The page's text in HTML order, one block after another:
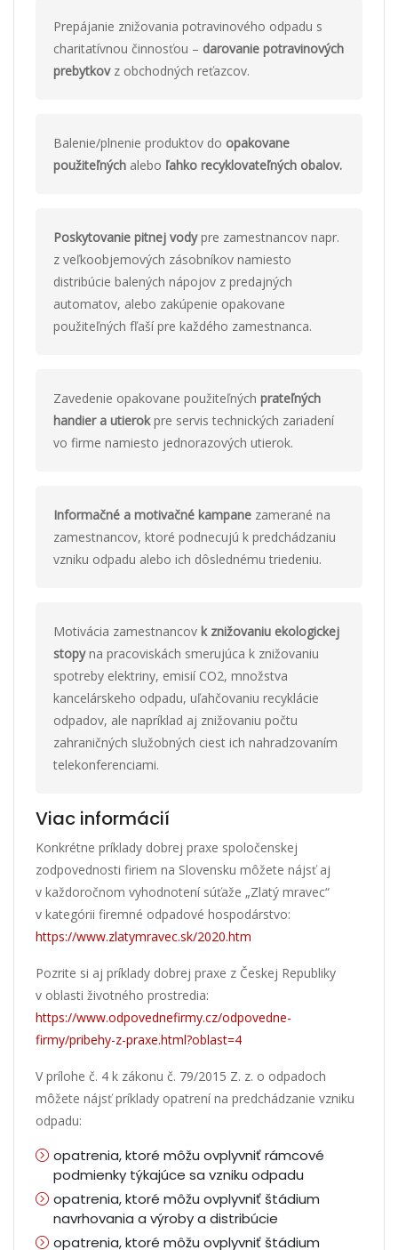
Prepájanie znižovania potravinového odpadu s
charitatívnou činnosťou – darovanie potravinových
prebytkovz obchodných reťazcov.
Balenie/plnenie produktov do opakovane
použiteľných alebo ľahko recyklovateľných obalov.
Poskytovanie pitnej vodypre zamestnancov napr.
z veľkoobjemových zásobníkov namiesto
distribúcie balených nápojov z predajných
automatov, alebo zakúpenie opakovane
použiteľných fľaší pre každého zamestnanca.
Zavedenie opakovane použiteľných prateľných
handier a utierokpre servis technických zariadení
vo firme namiesto jednorazových utierok.
Informačné a motivačné kampane zamerané na
zamestnancov, ktoré podnecujú k predchádzaniu
vzniku odpadu alebo ich dôslednému triedeniu.
Motivácia zamestnancov k znižovaniu ekologickej
stopyna pracoviskách smerujúca k znižovaniu
spotreby elektriny, emisií CO2, množstva
kancelárskeho odpadu, uľahčovaniu recyklácie
odpadov, ale napríklad aj znižovaniu počtu
zahraničných služobných ciest ich nahradzovaním
telekonferenciami.
Viac informácií
Konkrétne príklady dobrej praxe spoločenskej
zodpovednosti firiem na Slovensku môžete nájsť aj
v každoročnom vyhodnotení súťaže „Zlatý mravec“
v kategórii firemné odpadové hospodárstvo:
https://www.zlatymravec.sk/2020.htm
Pozrite si aj príklady dobrej praxe z Českej Republiky
v oblasti životného prostredia:
https://www.odpovednefirmy.cz/odpovedne-
firmy/pribehy-z-praxe.html?oblast=4
V prílohe č. 4 k zákonu č. 79/2015 Z. z. o odpadoch
môžete nájsť príklady opatrení na predchádzanie vzniku
odpadu:
opatrenia, ktoré môžu ovplyvniť rámcové
podmienky týkajúce sa vzniku odpadu
opatrenia, ktoré môžu ovplyvniť štádium
navrhovania a výroby a distribúcie
opatrenia, ktoré môžu ovplyvniť štádium